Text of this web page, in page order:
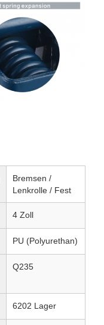
Bremsen /
Lenkrolle / Fest
4 Zoll
PU (Polyurethan)
Q235
6202 Lager